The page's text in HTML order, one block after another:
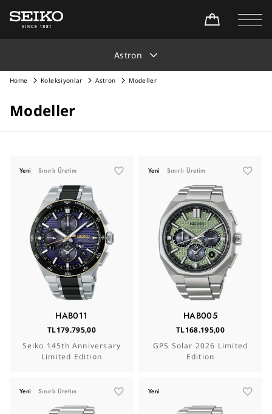
Astron
Home Koleksiyonlar Astron Modeller
Modeller
Yeni Sınırlı Üretim
HAB011
TL179.795,00
Seiko 145th Anniversary
Limited Edition
Yeni Sınırlı Üretim
HAB005
TL168.195,00
GPS Solar 2026 Limited
Edition
Yeni Sınırlı Üretim Yeni